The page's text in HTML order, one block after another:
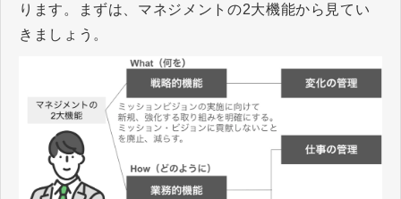
ります。まずは、マネジメントの2大機能から見てい
きましょう。